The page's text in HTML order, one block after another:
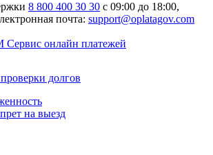
8 800 400 30 30 с 09:00 до 18:00,
почта: support@oplatagov.com
Сервис онлайн платежей
долгов
на выезд